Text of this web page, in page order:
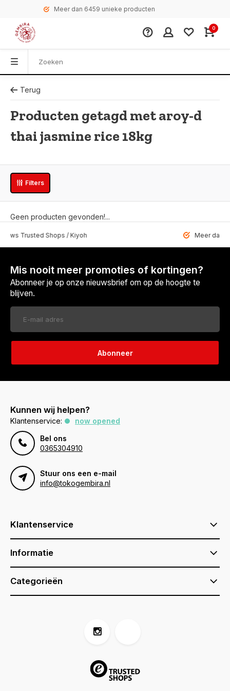
Meer dan 6459 unieke producten
0
Terug
Producten getagd met aroy-d
thai jasmine rice 18kg
Filters
Geen producten gevonden!...
Shops / Kiyoh Meer dan 6459
Mis nooit meer promoties of kortingen?
Abonneer je op onze nieuwsbrief om op de hoogte te
blijven.
Abonneer
Kunnen wij helpen?
Klantenservice:
now opened
Bel ons
0365304910
Stuur ons een e-mail
info@tokogembira.nl
Klantenservice
Informatie
Categorieën